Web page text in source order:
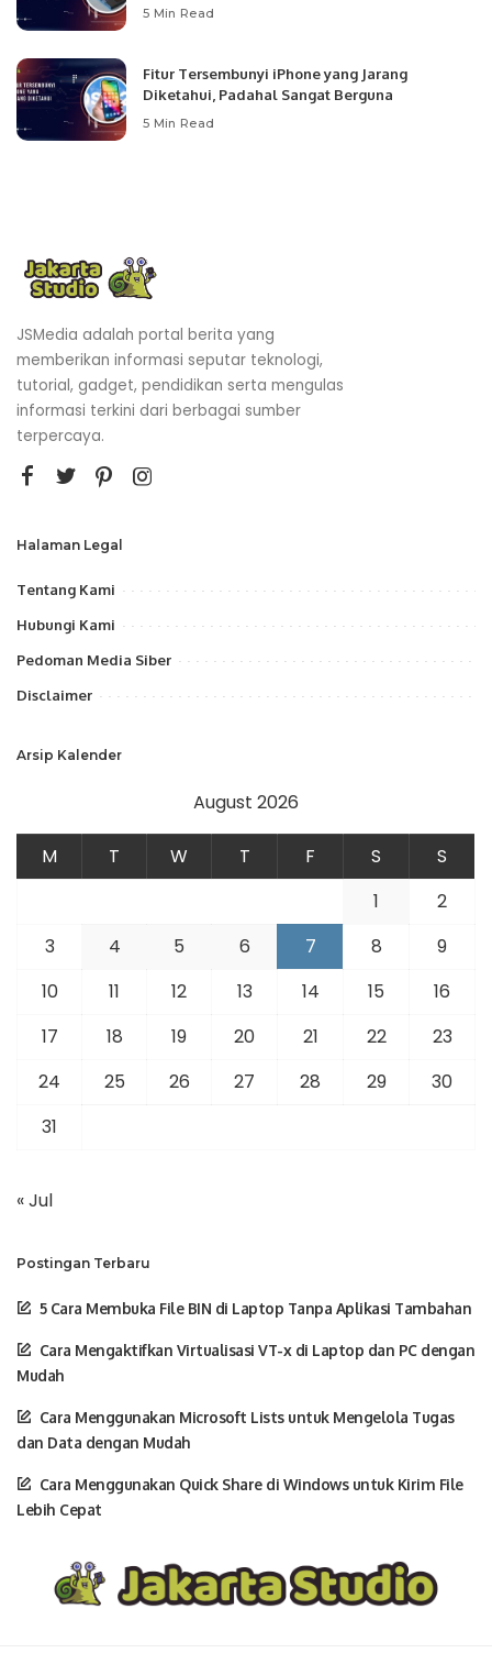
5 Min Read
Fitur Tersembunyi iPhone yang Jarang
Diketahui, Padahal Sangat Berguna
5 Min Read
JSMedia adalah portal berita yang
memberikan informasi seputar teknologi,
tutorial, gadget, pendidikan serta mengulas
informasi terkini dari berbagai sumber
terpercaya.
Halaman Legal
Tentang Kami
Hubungi Kami
Pedoman Media Siber
Disclaimer
Arsip Kalender
August 2026
M T W T F S
S
1
2
3
4 5 6 7 8
9
10
11 12 13 14 15
16
17
18 19 20 21 22
23
24
25 26 27 28 29
30
31
« Jul
Postingan Terbaru
5 Cara Membuka File BIN di Laptop Tanpa Aplikasi Tambahan
Cara Mengaktifkan Virtualisasi VT-x di Laptop dan PC dengan
Mudah
Cara Menggunakan Microsoft Lists untuk Mengelola Tugas
dan Data dengan Mudah
Cara Menggunakan Quick Share di Windows untuk Kirim File
Lebih Cepat